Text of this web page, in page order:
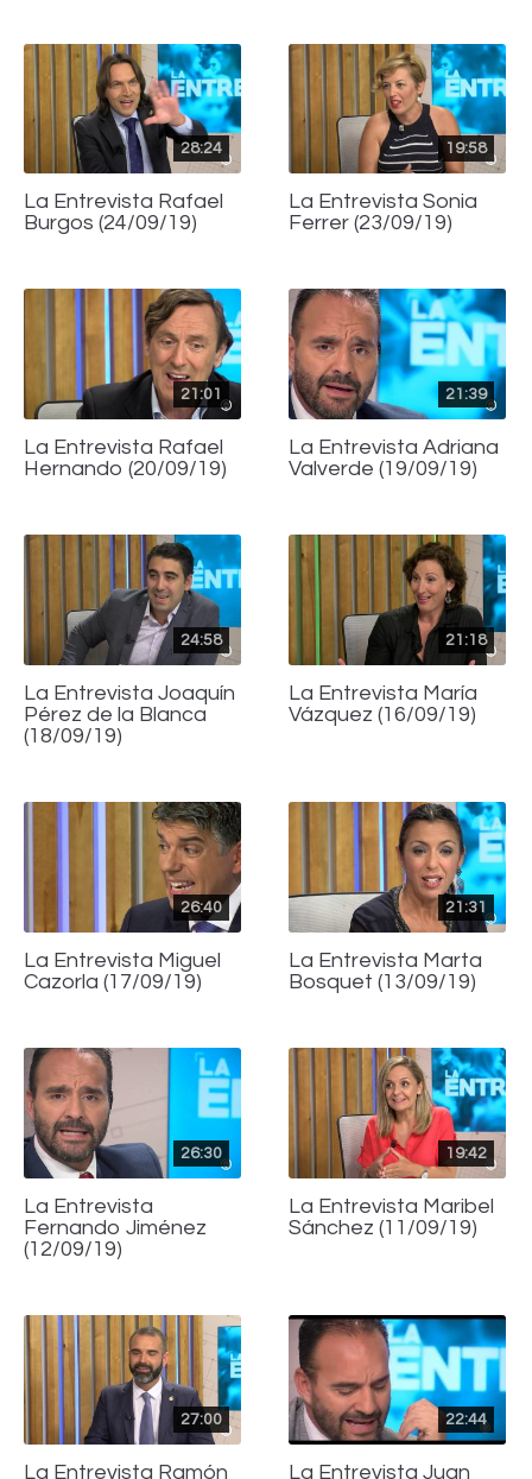
28:24
La Entrevista Rafael
Burgos (24/09/19)
19:58
La Entrevista Sonia
Ferrer (23/09/19)
21:01
La Entrevista Rafael
Hernando (20/09/19)
21:39
La Entrevista Adriana
Valverde (19/09/19)
24:58
La Entrevista Joaquín
Pérez de la Blanca
(18/09/19)
21:18
La Entrevista María
Vázquez (16/09/19)
26:40
La Entrevista Miguel
Cazorla (17/09/19)
21:31
La Entrevista Marta
Bosquet (13/09/19)
26:30
La Entrevista
Fernando Jiménez
(12/09/19)
19:42
La Entrevista Maribel
Sánchez (11/09/19)
27:00
La Entrevista Ramón
22:44
La Entrevista Juan